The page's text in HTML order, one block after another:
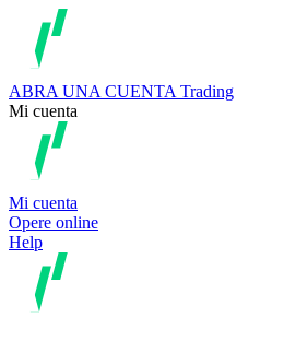
ABRA UNA CUENTA Trading
Mi cuenta
Mi cuenta
Opere online
Help